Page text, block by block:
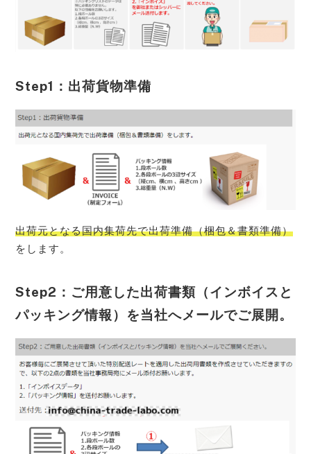
Step1：出荷貨物準備
出荷元となる国内集荷先で出荷準備（梱包＆書類準備）
をします。
Step2：ご用意した出荷書類（インボイスと
パッキング情報）を当社へメールでご展開。